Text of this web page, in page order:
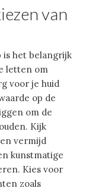
van
is het belangrijk
letten om
voor je huid
op de
om de
Kijk
vermijd
kunstmatige
Kies voor
zoals